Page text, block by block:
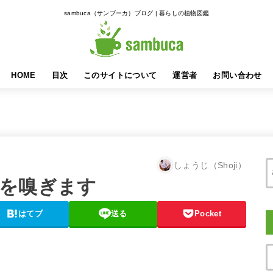
sambuca（サンブーカ）ブログ | 暮らしの植物図鑑
HOME 目次 このサイトについて 運営者 お問い合わせ
しょうじ（Shoji）
嗅ぎます
はてブ 送る Pocket